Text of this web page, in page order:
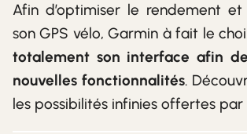
Afin d’optimiser le rendement et
son GPS vélo, Garmin à fait le
totalement son interface afin
nouvelles fonctionnalités.
les possibilités infinies offertes